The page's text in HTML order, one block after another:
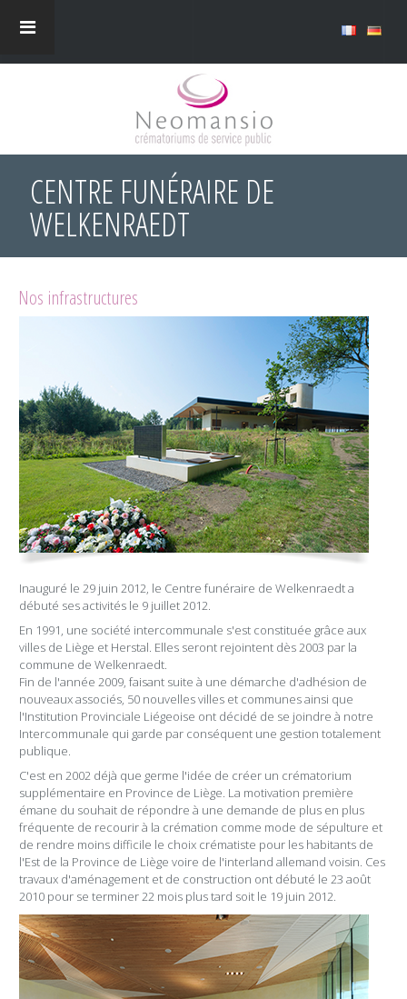
CENTRE FUNÉRAIRE DE
WELKENRAEDT
Nos infrastructures
Inauguré le 29 juin 2012, le Centre funéraire de Welkenraedt a
débuté ses activités le 9 juillet 2012.
En 1991, une société intercommunale s'est constituée grâce aux
villes de Liège et Herstal. Elles seront rejointent dès 2003 par la
commune de Welkenraedt.
Fin de l'année 2009, faisant suite à une démarche d'adhésion de
nouveaux associés, 50 nouvelles villes et communes ainsi que
l'Institution Provinciale Liégeoise ont décidé de se joindre à notre
Intercommunale qui garde par conséquent une gestion totalement
publique.
C'est en 2002 déjà que germe l'idée de créer un crématorium
supplémentaire en Province de Liège. La motivation première
émane du souhait de répondre à une demande de plus en plus
fréquente de recourir à la crémation comme mode de sépulture et
de rendre moins difficile le choix crématiste pour les habitants de
l'Est de la Province de Liège voire de l'interland allemand voisin. Ces
travaux d'aménagement et de construction ont débuté le 23 août
2010 pour se terminer 22 mois plus tard soit le 19 juin 2012.